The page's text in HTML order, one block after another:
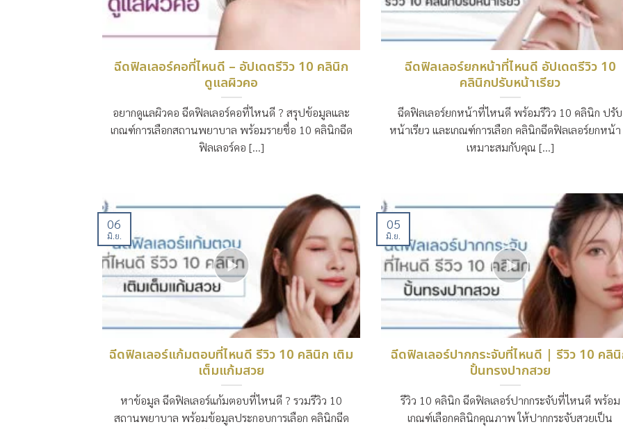
ฉีดฟิลเลอร์คอที่ไหนดี – อัปเดตรีวิว 10 คลินิก
ดูแลผิวคอ
อยากดูแลผิวคอ ฉีดฟิลเลอร์คอที่ไหนดี ? สรุปข้อมูลและ
เกณฑ์การเลือกสถานพยาบาล พร้อมรายชื่อ 10 คลินิกฉีด
ฟิลเลอร์คอ [...]
ฉีดฟิลเลอร์ยกหน้าที่ไหนดี อัปเดตรีวิว 10
คลินิกปรับหน้าเรียว
ฉีดฟิลเลอร์ยกหน้าที่ไหนดี พร้อมรีวิว 10 คลินิก ปรับ
หน้าเรียว และเกณฑ์การเลือก คลินิกฉีดฟิลเลอร์ยกหน้
เหมาะสมกับคุณ [...]
ฉีดฟิลเลอร์แก้มตอบที่ไหนดี รีวิว 10 คลินิก เติม
เต็มแก้มสวย
หาข้อมูล ฉีดฟิลเลอร์แก้มตอบที่ไหนดี ? รวมรีวิว 10
สถานพยาบาล พร้อมข้อมูลประกอบการเลือก คลินิกฉีด
06
มิ.ย.
ฉีดฟิลเลอร์ปากกระจับที่ไหนดี | รีวิว 10 คลิ
ปั้นทรงปากสวย
รีวิว 10 คลินิก ฉีดฟิลเลอร์ปากกระจับที่ไหนดี พร้อม
เกณฑ์เลือกคลินิกคุณภาพ ให้ปากกระจับสวยเป็น
05
มิ.ย.